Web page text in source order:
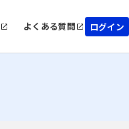
よくある質問 ログイン